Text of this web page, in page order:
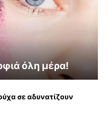
όλη μέρα!
σε αδυνατίζουν